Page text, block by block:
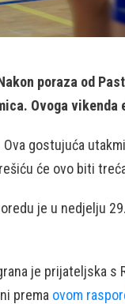
poraza od
Ovoga vikenda
gostujuća
će ovo biti
je u nedjelju
je prijateljska s
prema ovom